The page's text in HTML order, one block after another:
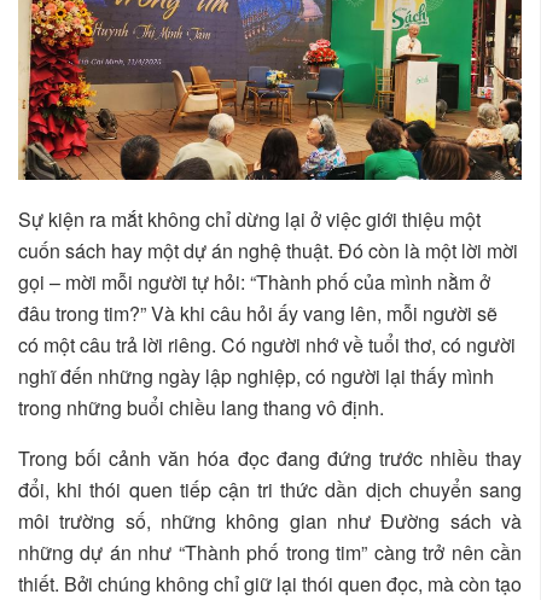
Sự kiện ra mắt không chỉ dừng lại ở việc giới thiệu một
cuốn sách hay một dự án nghệ thuật. Đó còn là một lời mời
gọi – mời mỗi người tự hỏi: “Thành phố của mình nằm ở
đâu trong tim?” Và khi câu hỏi ấy vang lên, mỗi người sẽ
có một câu trả lời riêng. Có người nhớ về tuổi thơ, có người
nghĩ đến những ngày lập nghiệp, có người lại thấy mình
trong những buổi chiều lang thang vô định.
Trong bối cảnh văn hóa đọc đang đứng trước nhiều thay
đổi, khi thói quen tiếp cận tri thức dần dịch chuyển sang
môi trường số, những không gian như Đường sách và
những dự án như “Thành phố trong tim” càng trở nên cần
thiết. Bởi chúng không chỉ giữ lại thói quen đọc, mà còn tạo